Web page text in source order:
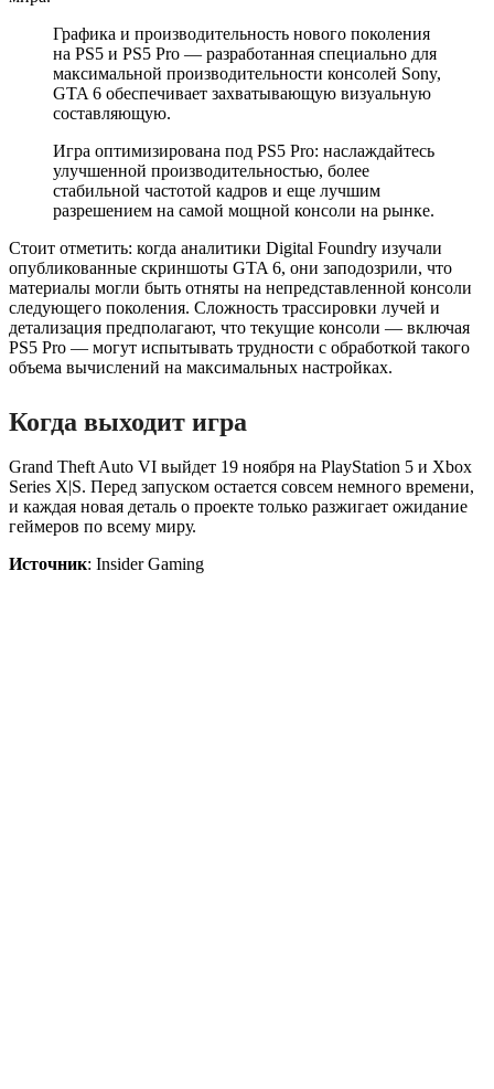
Графика и производительность нового поколения
на PS5 и PS5 Pro — разработанная специально для
максимальной производительности консолей Sony,
GTA 6 обеспечивает захватывающую визуальную
составляющую.
Игра оптимизирована под PS5 Pro: наслаждайтесь
улучшенной производительностью, более
стабильной частотой кадров и еще лучшим
разрешением на самой мощной консоли на рынке.
Стоит отметить: когда аналитики Digital Foundry изучали
опубликованные скриншоты GTA 6, они заподозрили, что
материалы могли быть отняты на непредставленной консоли
следующего поколения. Сложность трассировки лучей и
детализация предполагают, что текущие консоли — включая
PS5 Pro — могут испытывать трудности с обработкой такого
объема вычислений на максимальных настройках.
Когда выходит игра
Grand Theft Auto VI выйдет 19 ноября на PlayStation 5 и Xbox
Series X|S. Перед запуском остается совсем немного времени,
и каждая новая деталь о проекте только разжигает ожидание
геймеров по всему миру.
Источник: Insider Gaming